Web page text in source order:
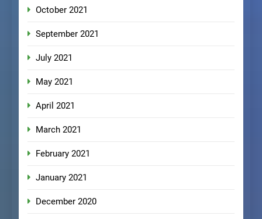
October 2021
September 2021
July 2021
May 2021
April 2021
March 2021
February 2021
January 2021
December 2020